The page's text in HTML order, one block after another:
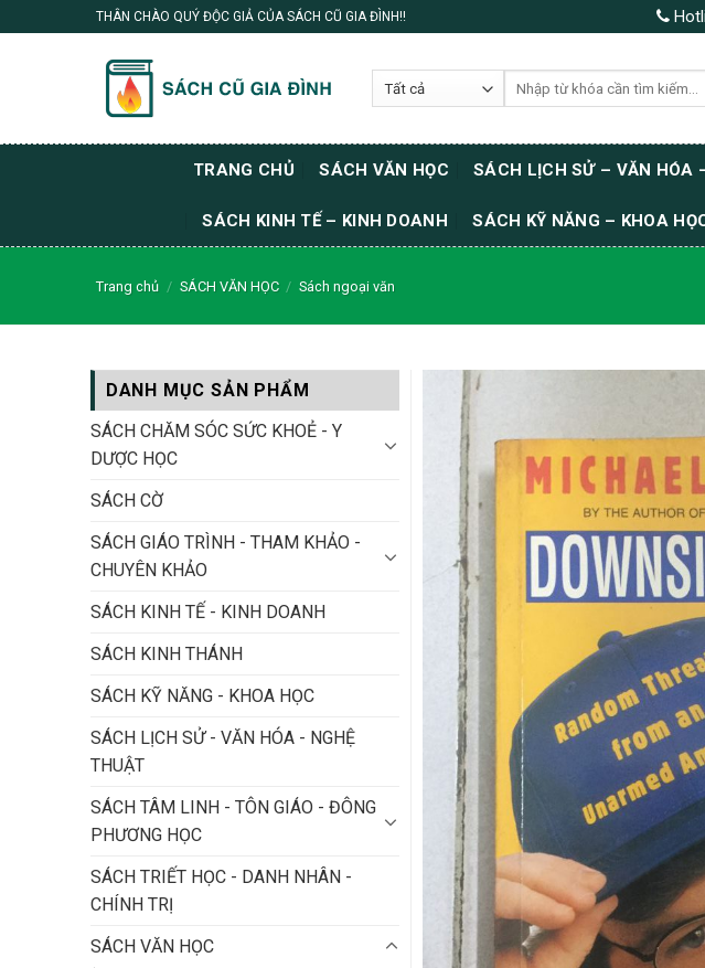
THÂN CHÀO QUÝ ĐỘC GIẢ CỦA SÁCH CŨ GIA ĐÌNH!!
Tìm
kiếm:
TRANG CHỦ SÁCH VĂN HỌC SÁCH LỊCH SỬ – VĂN HÓA
SÁCH KINH TẾ – KINH DOANH SÁCH KỸ NĂNG – KHOA
Trang chủ / SÁCH VĂN HỌC / Sách ngoại văn
DANH MỤC SẢN PHẨM
SÁCH CHĂM SÓC SỨC KHOẺ - Y
DƯỢC HỌC
SÁCH CỜ
SÁCH GIÁO TRÌNH - THAM KHẢO -
CHUYÊN KHẢO
SÁCH KINH TẾ - KINH DOANH
SÁCH KINH THÁNH
SÁCH KỸ NĂNG - KHOA HỌC
SÁCH LỊCH SỬ - VĂN HÓA - NGHỆ
THUẬT
SÁCH TÂM LINH - TÔN GIÁO - ĐÔNG
PHƯƠNG HỌC
SÁCH TRIẾT HỌC - DANH NHÂN -
CHÍNH TRỊ
SÁCH VĂN HỌC